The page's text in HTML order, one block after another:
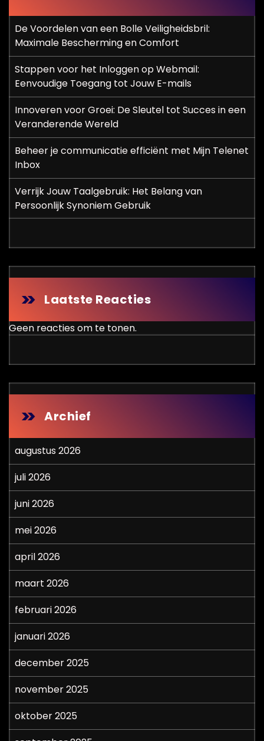
De Voordelen van een Bolle Veiligheidsbril:
Maximale Bescherming en Comfort
Stappen voor het Inloggen op Webmail:
Eenvoudige Toegang tot Jouw E-mails
Innoveren voor Groei: De Sleutel tot Succes in een
Veranderende Wereld
Beheer je communicatie efficiënt met Mijn Telenet
Inbox
Verrijk Jouw Taalgebruik: Het Belang van
Persoonlijk Synoniem Gebruik
Laatste Reacties
Geen reacties om te tonen.
Archief
augustus 2026
juli 2026
juni 2026
mei 2026
april 2026
maart 2026
februari 2026
januari 2026
december 2025
november 2025
oktober 2025